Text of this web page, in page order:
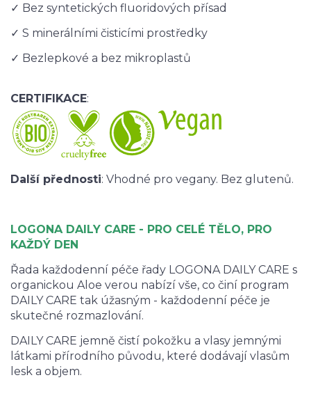
✓ Bez syntetických fluoridových přísad
✓ S minerálními čisticími prostředky
✓ Bezlepkové a bez mikroplastů
CERTIFIKACE:
Další přednosti: Vhodné pro vegany. Bez glutenů.
LOGONA DAILY CARE - PRO CELÉ TĚLO, PRO
KAŽDÝ DEN
Řada každodenní péče řady LOGONA DAILY CARE s
organickou Aloe verou nabízí vše, co činí program
DAILY CARE tak úžasným - každodenní péče je
skutečné rozmazlování.
DAILY CARE jemně čistí pokožku a vlasy jemnými
látkami přírodního původu, které dodávají vlasům
lesk a objem.